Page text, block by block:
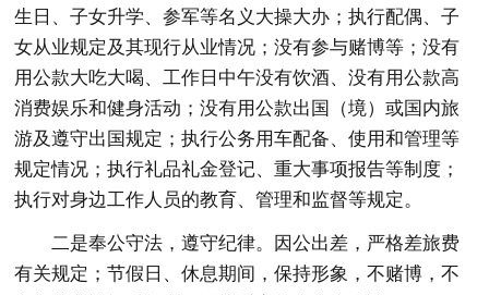
生日、子女升学、参军等名义大操大办；执行配偶、子
女从业规定及其现行从业情况；没有参与赌博等；没有
用公款大吃大喝、工作日中午没有饮酒、没有用公款高
消费娱乐和健身活动；没有用公款出国（境）或国内旅
游及遵守出国规定；执行公务用车配备、使用和管理等
规定情况；执行礼品礼金登记、重大事项报告等制度；
执行对身边工作人员的教育、管理和监督等规定。
二是奉公守法，遵守纪律。因公出差，严格差旅费
有关规定；节假日、休息期间，保持形象，不赌博，不